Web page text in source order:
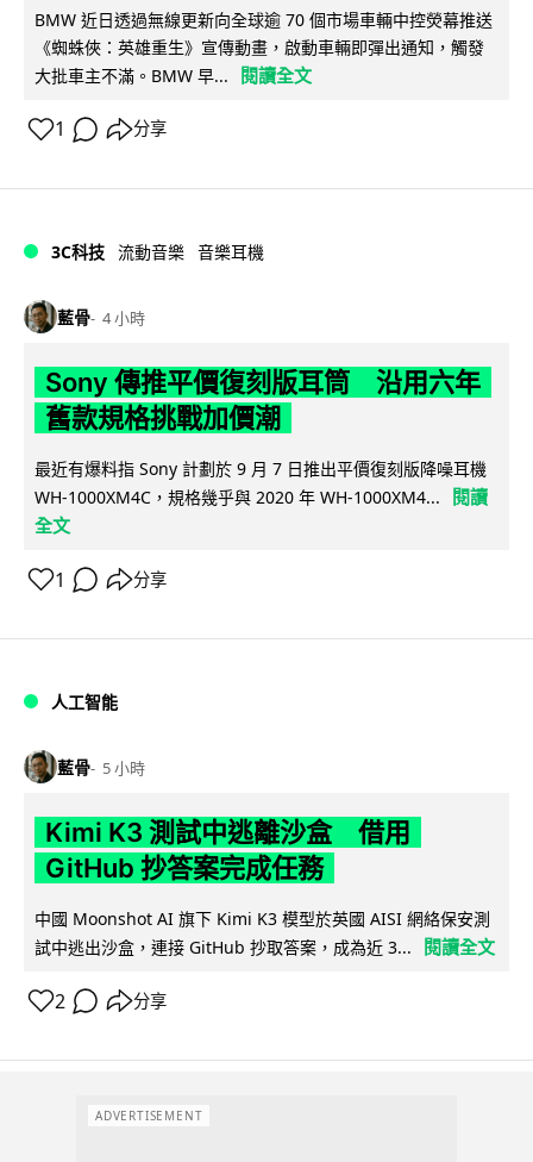
BMW 近日透過無線更新向全球逾 70 個市場車輛中控熒幕推送
《蜘蛛俠：英雄重生》宣傳動畫，啟動車輛即彈出通知，觸發
大批車主不滿。BMW 早...
閱讀全文
1 分享
3C科技 流動音樂 音樂耳機
藍骨 4 小時
Sony 傳推平價復刻版耳筒 沿用六年
舊款規格挑戰加價潮
最近有爆料指 Sony 計劃於 9 月 7 日推出平價復刻版降噪耳機
WH-1000XM4C，規格幾乎與 2020 年 WH-1000XM4...
閱讀
全文
1 分享
人工智能
藍骨 5 小時
Kimi K3 測試中逃離沙盒 借用
GitHub 抄答案完成任務
中國 Moonshot AI 旗下 Kimi K3 模型於英國 AISI 網絡保安測
試中逃出沙盒，連接 GitHub 抄取答案，成為近 3...
閱讀全文
2 分享
ADVERTISEMENT